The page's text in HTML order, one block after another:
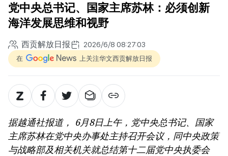
党中央总书记、国家主席苏林：必须创新
海洋发展思维和视野
西贡解放日报 2026/6/8 08:27:03
在 上关注华文西贡解放日报
据越通社报道， 6月8日上午，党中央总书记、国家
主席苏林在党中央办事处主持召开会议，同中央政策
与战略部及相关机关就总结第十二届党中央执委会